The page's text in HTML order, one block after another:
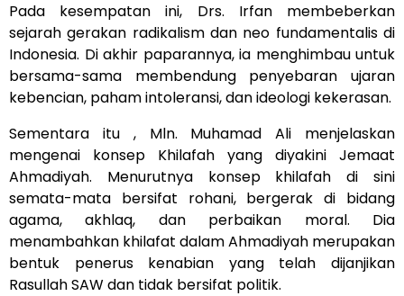
Pada kesempatan ini, Drs. Irfan membeberkan
sejarah gerakan radikalism dan neo fundamentalis di
Indonesia. Di akhir paparannya, ia menghimbau untuk
bersama-sama membendung penyebaran ujaran
kebencian, paham intoleransi, dan ideologi kekerasan.
Sementara itu , Mln. Muhamad Ali menjelaskan
mengenai konsep Khilafah yang diyakini Jemaat
Ahmadiyah. Menurutnya konsep khilafah di sini
semata-mata bersifat rohani, bergerak di bidang
agama, akhlaq, dan perbaikan moral. Dia
menambahkan khilafat dalam Ahmadiyah merupakan
bentuk penerus kenabian yang telah dijanjikan
Rasullah SAW dan tidak bersifat politik.